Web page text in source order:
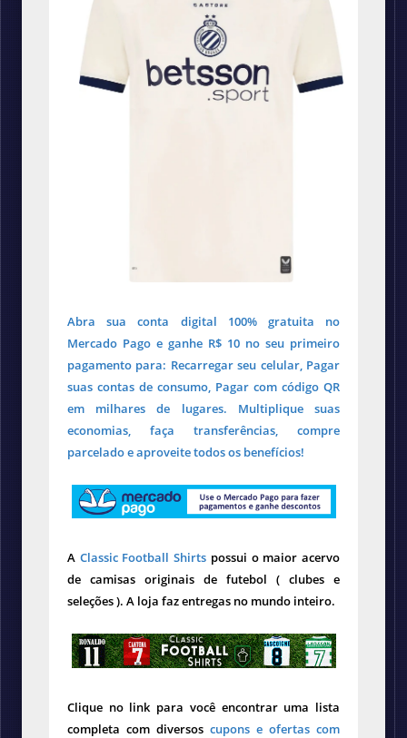
Abra sua conta digital 100% gratuita no
Mercado Pago e ganhe R$ 10 no seu primeiro
pagamento para: Recarregar seu celular, Pagar
suas contas de consumo, Pagar com código QR
em milhares de lugares. Multiplique suas
economias, faça transferências, compre
parcelado e aproveite todos os benefícios!
A Classic Football Shirts possui o maior acervo
de camisas originais de futebol ( clubes e
seleções ). A loja faz entregas no mundo inteiro.
Clique no link para você encontrar uma lista
completa com diversos cupons e ofertas com